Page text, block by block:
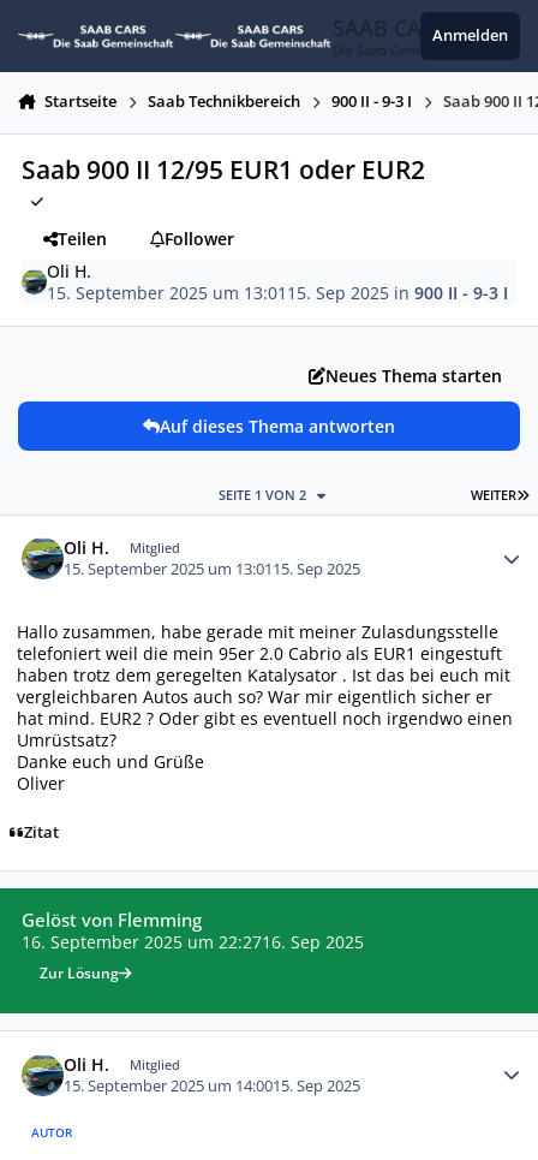
SAAB CARS
Die Saab Gemeinschaft
Anmelden
Startseite Saab Technikbereich 900 II - 9-3 I Saab 900 II
Saab 900 II 12/95 EUR1 oder EUR2
Teilen
Follower
Oli H.
15. September 2025 um 13:01 15. Sep 2025 in900 II - 9-3 I
Neues Thema starten
Auf dieses Thema antworten
WEITER
SEITE 1 VON 2
Oli H. Mitglied
15. September 2025 um 13:0115. Sep 2025
Hallo zusammen, habe gerade mit meiner Zulasdungsstelle
telefoniert weil die mein 95er 2.0 Cabrio als EUR1 eingestuft
haben trotz dem geregelten Katalysator . Ist das bei euch mit
vergleichbaren Autos auch so? War mir eigentlich sicher er
hat mind. EUR2 ? Oder gibt es eventuell noch irgendwo einen
Umrüstsatz?
Danke euch und Grüße
Oliver
Zitat
Gelöst von Flemming
16. September 2025 um 22:2716. Sep 2025
Zur Lösung
Oli H. Mitglied
15. September 2025 um 14:0015. Sep 2025
AUTOR